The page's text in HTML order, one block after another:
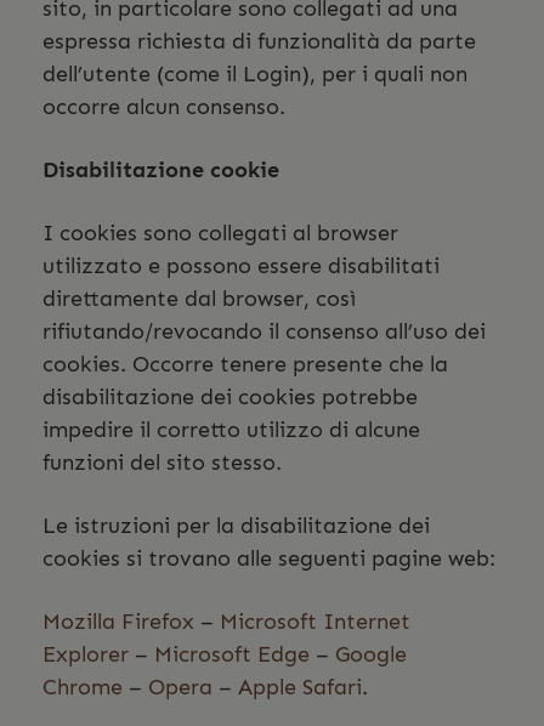
sito, in particolare sono collegati ad una
espressa richiesta di funzionalità da parte
dell’utente (come il Login), per i quali non
occorre alcun consenso.
Disabilitazione cookie
I cookies sono collegati al browser
utilizzato e possono essere disabilitati
direttamente dal browser, così
rifiutando/revocando il consenso all’uso dei
cookies. Occorre tenere presente che la
disabilitazione dei cookies potrebbe
impedire il corretto utilizzo di alcune
funzioni del sito stesso.
Le istruzioni per la disabilitazione dei
cookies si trovano alle seguenti pagine web:
Mozilla Firefox – Microsoft Internet
Explorer – Microsoft Edge – Google
Chrome – Opera – Apple Safari.